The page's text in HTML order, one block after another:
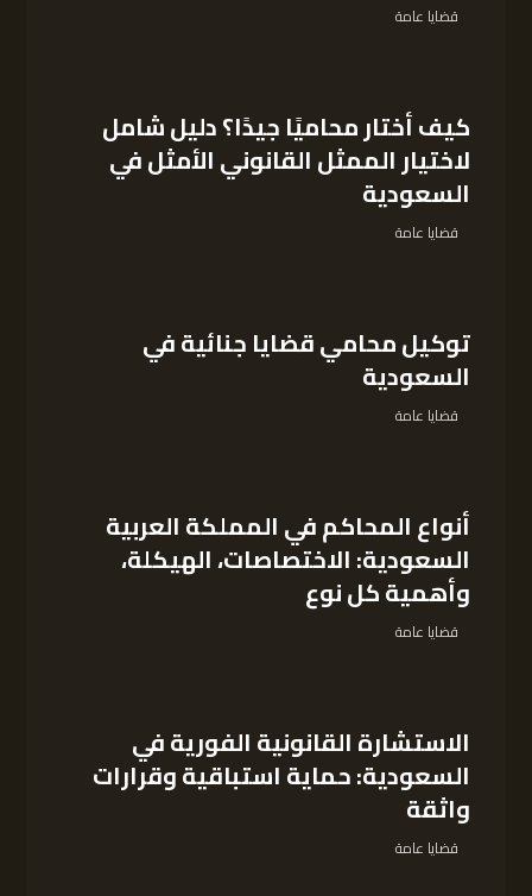
قضايا عامة
كيف أختار محاميًا جيدًا؟ دليل شامل
لاختيار الممثل القانوني الأمثل في
السعودية
قضايا عامة
توكيل محامي قضايا جنائية في
السعودية
قضايا عامة
أنواع المحاكم في المملكة العربية
السعودية: الاختصاصات، الهيكلة،
وأهمية كل نوع
قضايا عامة
الاستشارة القانونية الفورية في
السعودية: حماية استباقية وقرارات
واثقة
قضايا عامة